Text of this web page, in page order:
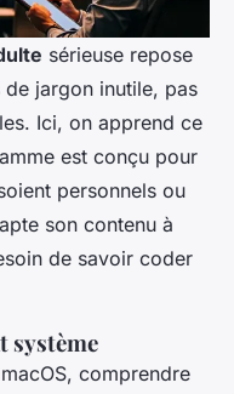
sérieuse repose
jargon inutile, pas
Ici, on apprend ce
est conçu pour
personnels ou
son contenu à
de savoir coder
système
comprendre